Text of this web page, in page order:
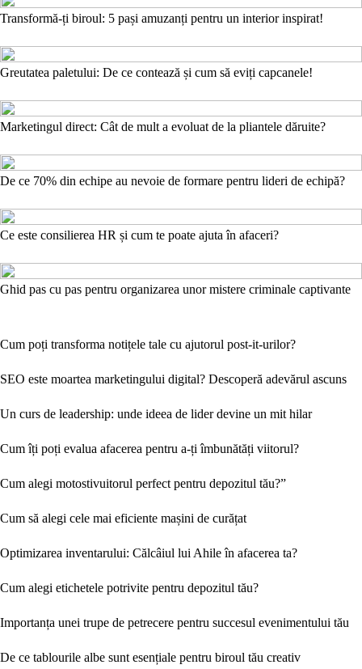
Transformă-ți biroul: 5 pași amuzanți pentru un interior inspirat!
Greutatea paletului: De ce contează și cum să eviți capcanele!
Marketingul direct: Cât de mult a evoluat de la pliantele dăruite?
De ce 70% din echipe au nevoie de formare pentru lideri de echipă?
Ce este consilierea HR și cum te poate ajuta în afaceri?
Ghid pas cu pas pentru organizarea unor mistere criminale captivante
Cum poți transforma notițele tale cu ajutorul post-it-urilor?
SEO este moartea marketingului digital? Descoperă adevărul ascuns
Un curs de leadership: unde ideea de lider devine un mit hilar
Cum îți poți evalua afacerea pentru a-ți îmbunătăți viitorul?
Cum alegi motostivuitorul perfect pentru depozitul tău?”
Cum să alegi cele mai eficiente mașini de curățat
Optimizarea inventarului: Călcâiul lui Ahile în afacerea ta?
Cum alegi etichetele potrivite pentru depozitul tău?
Importanța unei trupe de petrecere pentru succesul evenimentului tău
De ce tablourile albe sunt esențiale pentru biroul tău creativ